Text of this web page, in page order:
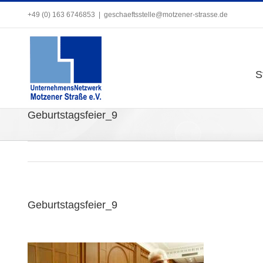
springen
+49 (0) 163 6746853 geschaeftsstelle@motzener-strasse.de
+49 (0) 163 6746853 geschaeftsstelle@motzener-strasse.de
Geburtstagsfeier_9
Geburtstagsfeier_9